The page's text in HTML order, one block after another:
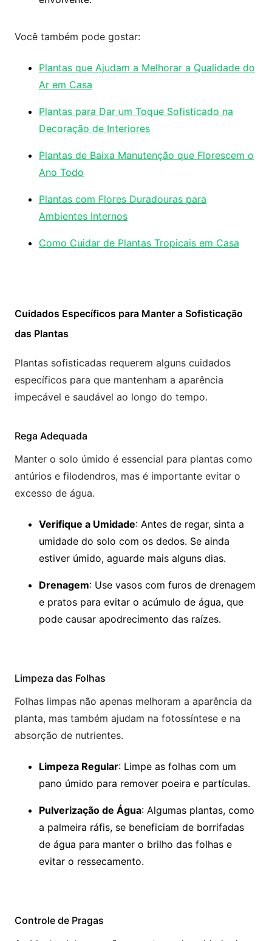
Você também pode gostar:
Plantas que Ajudam a Melhorar a Qualidade do
Ar em Casa
Plantas para Dar um Toque Sofisticado na
Decoração de Interiores
Plantas de Baixa Manutenção que Florescem o
Ano Todo
Plantas com Flores Duradouras para
Ambientes Internos
Como Cuidar de Plantas Tropicais em Casa
Cuidados Específicos para Manter a Sofisticação
das Plantas
Plantas sofisticadas requerem alguns cuidados
específicos para que mantenham a aparência
impecável e saudável ao longo do tempo.
Rega Adequada
Manter o solo úmido é essencial para plantas como
antúrios e filodendros, mas é importante evitar o
excesso de água.
Verifique a Umidade: Antes de regar, sinta a
umidade do solo com os dedos. Se ainda
estiver úmido, aguarde mais alguns dias.
Drenagem: Use vasos com furos de drenagem
e pratos para evitar o acúmulo de água, que
pode causar apodrecimento das raízes.
Limpeza das Folhas
Folhas limpas não apenas melhoram a aparência da
planta, mas também ajudam na fotossíntese e na
absorção de nutrientes.
Limpeza Regular: Limpe as folhas com um
pano úmido para remover poeira e partículas.
Pulverização de Água: Algumas plantas, como
a palmeira ráfis, se beneficiam de borrifadas
de água para manter o brilho das folhas e
evitar o ressecamento.
Controle de Pragas